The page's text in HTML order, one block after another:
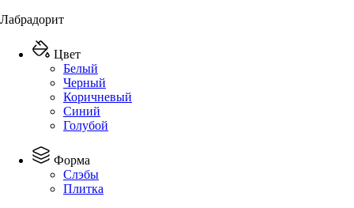
Лабрадорит
Цвет
Белый
Черный
Коричневый
Синий
Голубой
Форма
Слэбы
Плитка